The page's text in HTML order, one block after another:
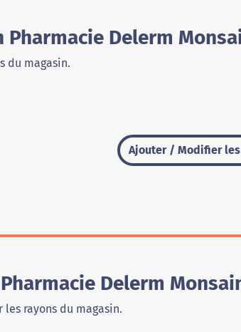
Pharmacie Delerm
du magasin.
Ajouter / Modifier
Delerm
rayons du magasin.